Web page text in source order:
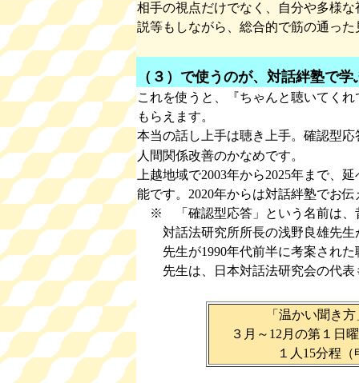
相手の視点だけでなく、自分や多様
説等もしながら、総合的で筋の通っ
（３）で使うのが、対話絆塾で
これを使うと、『ちゃんと聴いてく
もらえます。
本当の話し上手は聴き上手。確認型応
人間関係改善のかなめです。
上越地域で2003年から2025年まで、
能です。2020年からは対話絆塾でお
※ 「確認型応答」という名前は、
対話法研究所所長の浅野良雄先生
先生が1990年代前半に考案された
先生は、日本対話法研究会の代表
「温かい聞き
３月～12月の第１日
１人15分程